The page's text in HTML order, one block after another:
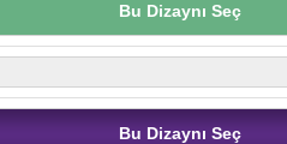
Bu Dizaynı Seç
Bu Dizaynı Seç